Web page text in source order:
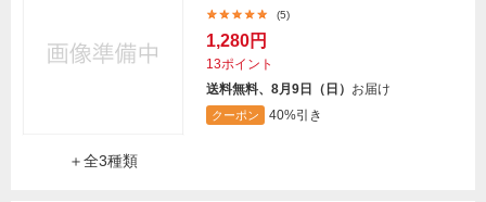
＋全3種類
(5)
1,280円
13ポイント
送料無料、8月9日（日） お届け
クーポン 40%引き